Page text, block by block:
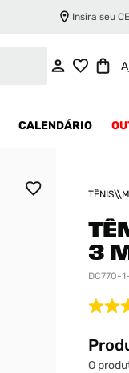
Insira seu
CALENDÁRIO
TÊNIS
3
DC770-
O